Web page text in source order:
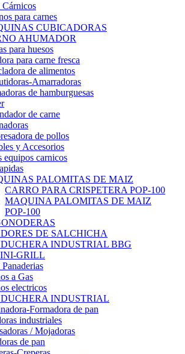
para carnes
CUBICADORAS
AHUMADOR
para huesos
para carne fresca
de alimentos
Amarradoras
de hamburguesas
de carne
de pollos
y Accesorios
equipos carnicos
PALOMITAS DE MAIZ
CARRO PARA CRISPETERA POP-100
MAQUINA PALOMITAS DE MAIZ
POP-100
DE SALCHICHA
INDUSTRIAL BBG
GRILL
a Gas
electricos
INDUSTRIAL
Formadora de pan
industriales
/ Mojadoras
de pan